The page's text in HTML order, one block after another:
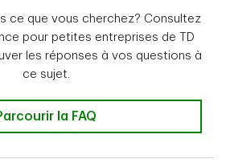
ce que vous cherchez? Consultez
pour petites entreprises de TD
les réponses à vos questions à
ce sujet.
la FAQ